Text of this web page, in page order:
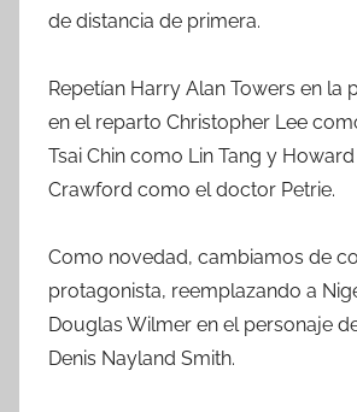
de distancia de primera.
Repetían Harry Alan Towers en la
en el reparto Christopher Lee
Tsai Chin como Lin Tang y
Crawford como el doctor Petrie.
Como novedad, cambiamos de
protagonista, reemplazando a
Douglas Wilmer en el personaje
Denis Nayland Smith.